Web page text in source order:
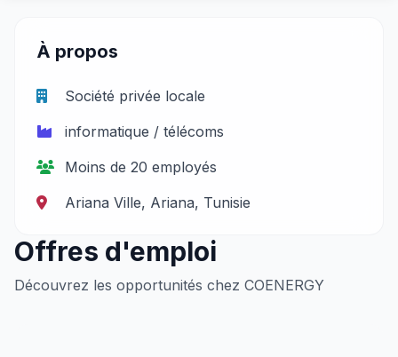
À propos
Société privée locale
informatique / télécoms
Moins de 20 employés
Ariana Ville, Ariana, Tunisie
Offres d'emploi
Découvrez les opportunités chez COENERGY